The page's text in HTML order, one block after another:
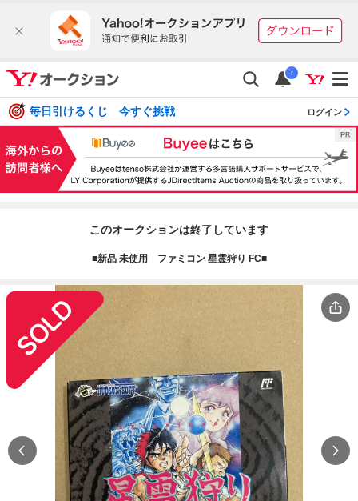
i
毎日引けるくじ 今すぐ挑戦 ログイン
このオークションは終了しています
■新品 未使用 ファミコン 星霊狩り FC■